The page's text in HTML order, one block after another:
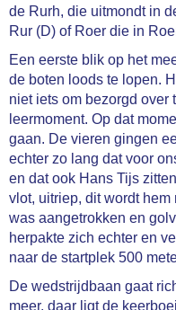
de Rurh, die uitmondt in
Rur (D) of Roer die in
Een eerste blik op het
de boten loods te lopen.
niet iets om bezorgd over
leermoment. Op dat
gaan. De vieren gingen
echter zo lang dat voor
en dat ook Hans Tijs
vlot, uitriep, dit wordt
was aangetrokken en
herpakte zich echter en
naar de startplek 500
De wedstrijdbaan gaat
meer, daar ligt de